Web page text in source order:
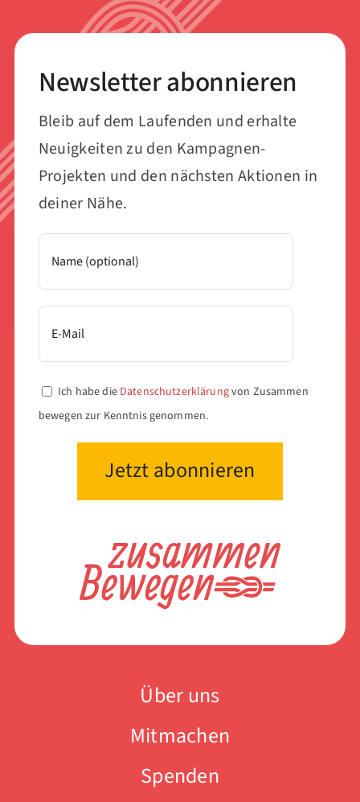
Newsletter abonnieren
Bleib auf dem Laufenden und erhalte
Neuigkeiten zu den Kampagnen-
Projekten und den nächsten Aktionen in
deiner Nähe.
Ich habe die Datenschutzerklärungvon Zusammen
bewegen zur Kenntnis genommen.
Über uns
Mitmachen
Spenden